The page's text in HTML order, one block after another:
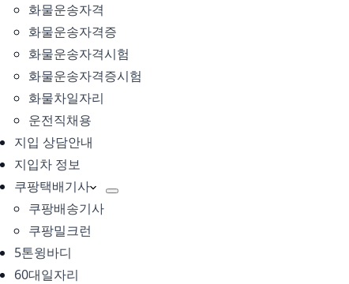
화물운송자격
화물운송자격증
화물운송자격시험
화물운송자격증시험
화물차일자리
운전직채용
지입 상담안내
지입차 정보
쿠팡택배기사
쿠팡배송기사
쿠팡밀크런
5톤윙바디
60대일자리